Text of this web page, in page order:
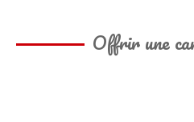
Offrir une